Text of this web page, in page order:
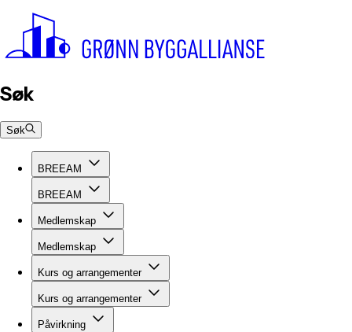
Søk
Søk
BREEAM
BREEAM
Medlemskap
Medlemskap
Kurs og arrangementer
Kurs og arrangementer
Påvirkning